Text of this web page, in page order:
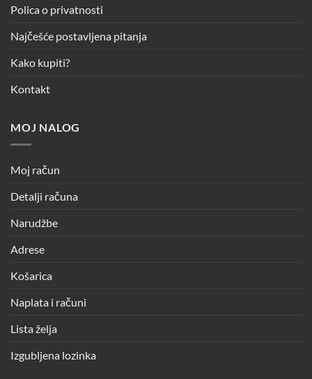
Polica o privatnosti
Najčešće postavljena pitanja
Kako kupiti?
Kontakt
MOJ NALOG
Moj račun
Detalji računa
Narudžbe
Adrese
Košarica
Naplata i računi
Lista želja
Izgubljena lozinka